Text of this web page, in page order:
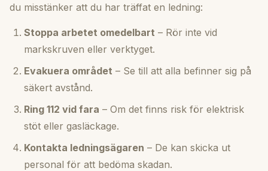
du misstänker att du har träffat en ledning:
Stoppa arbetet omedelbart – Rör inte vid
markskruven eller verktyget.
Evakuera området – Se till att alla befinner sig på
säkert avstånd.
Ring 112 vid fara – Om det finns risk för elektrisk
stöt eller gasläckage.
Kontakta ledningsägaren – De kan skicka ut
personal för att bedöma skadan.